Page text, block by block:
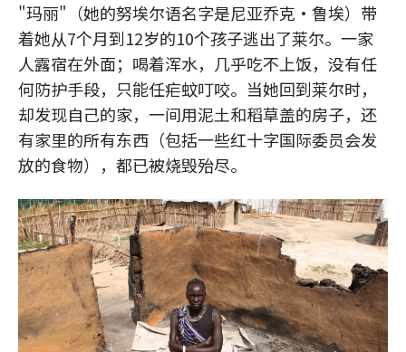
"玛丽"（她的努埃尔语名字是尼亚乔克·鲁埃）带
着她从7个月到12岁的10个孩子逃出了莱尔。一家
人露宿在外面；喝着浑水，几乎吃不上饭，没有任
何防护手段，只能任疟蚊叮咬。当她回到莱尔时，
却发现自己的家，一间用泥土和稻草盖的房子，还
有家里的所有东西（包括一些红十字国际委员会发
放的食物），都已被烧毁殆尽。